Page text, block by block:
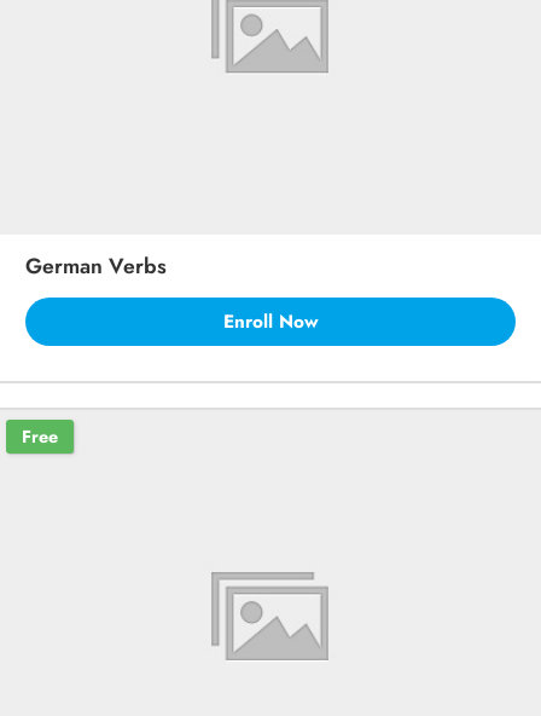
German Verbs
Enroll Now
Free